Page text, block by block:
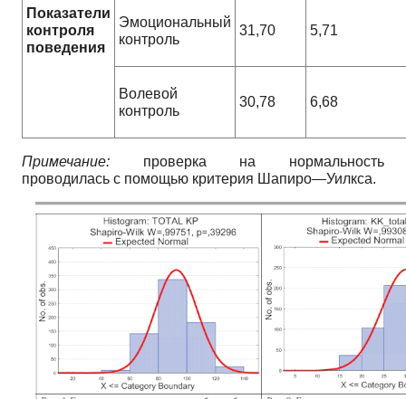
Показатели
контроля
поведения
Эмоциональный
контроль
31,70 5,71
Волевой
контроль
30,78 6,68
Примечание: проверка на нормальность
проводилась с помощью критерия Шапиро—Уилкса.